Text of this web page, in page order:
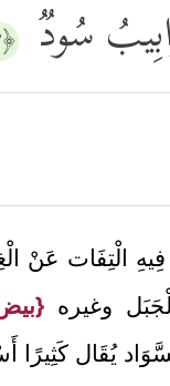
سُودࣱ ﴿٢٧﴾
فِيهِ الْتِفَات عَنْ
وغيره
يُقَال كَثِيرًا